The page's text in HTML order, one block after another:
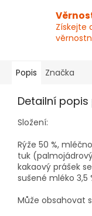
Získejte
Popis Značka
Detailní
Složení:
Rýže 50 %,
tuk
kakaový prášek
sušené mléko
Může obsahovat